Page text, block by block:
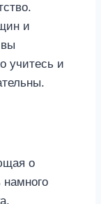
и
учитесь и
о